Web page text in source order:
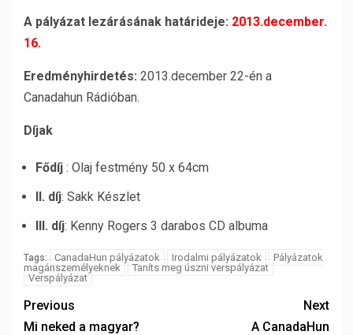
A pályázat lezárásának határideje: 2013.december.
16.
Eredményhirdetés: 2013.december 22-én a
Canadahun Rádióban.
Díjak
Fődíj : Olaj festmény 50 x 64cm
II. díj: Sakk Készlet
III. díj: Kenny Rogers 3 darabos CD albuma
Tags: CanadaHun pályázatok Irodalmi pályázatok
Pályázatok
magánszemélyeknek
Taníts meg úszni verspályázat
Verspályázat
Previous
Mi neked a magyar?
Next
A CanadaHun